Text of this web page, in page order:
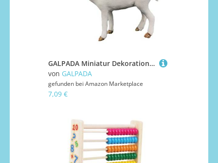
GALPADA Miniatur Dekoration Wildtier Modell für Desktop Deko Realistisches Waldtier Ornament Geeignet für Weihnachtsfest Geburtstag Schulprojekte und Wohnraumgestaltung
von GALPADA
gefunden bei Amazon Marketplace
7,09 €